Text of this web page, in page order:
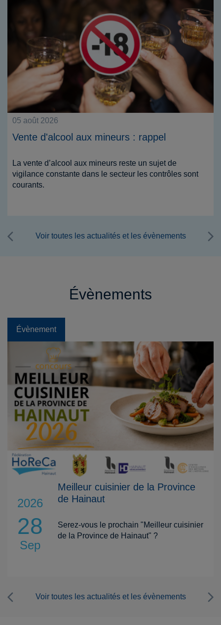
05 août 2026
Vente d'alcool aux mineurs : rappel
La vente d’alcool aux mineurs reste un sujet de
vigilance constante dans le secteur les contrôles sont
courants.
Voir toutes les actualités et les évènements
Évènements
Évènement
2026
28
Sep
Meilleur cuisinier de la Province
de Hainaut
Serez-vous le prochain "Meilleur cuisinier
de la Province de Hainaut" ?
Voir toutes les actualités et les évènements